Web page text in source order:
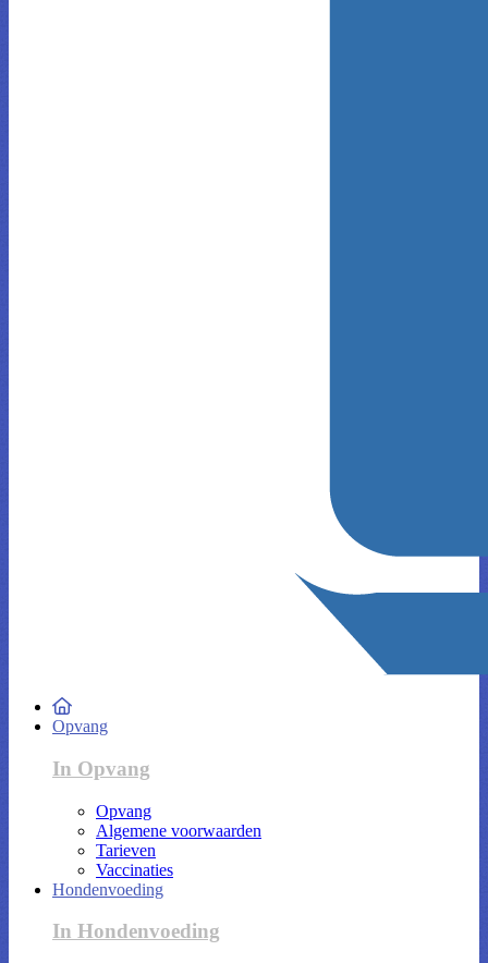
Opvang
In Opvang
Opvang
Algemene voorwaarden
Tarieven
Vaccinaties
Hondenvoeding
In Hondenvoeding